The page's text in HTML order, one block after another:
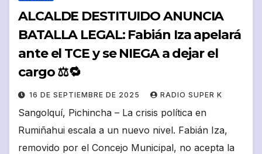
ALCALDE DESTITUIDO ANUNCIA
BATALLA LEGAL: Fabián Iza apelará
ante el TCE y se NIEGA a dejar el
cargo ⚖️🔁
16 DE SEPTIEMBRE DE 2025 RADIO SUPER K
Sangolquí, Pichincha – La crisis política en
Rumiñahui escala a un nuevo nivel. Fabián Iza,
removido por el Concejo Municipal, no acepta la